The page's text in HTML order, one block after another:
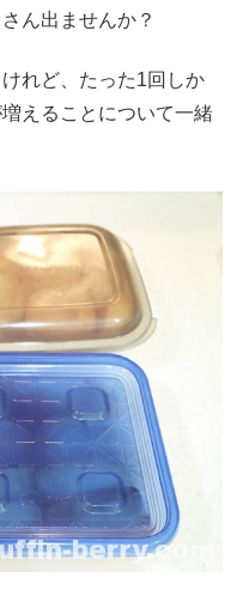
ん出ませんか？
れど、たった1回しか
えることについて一緒